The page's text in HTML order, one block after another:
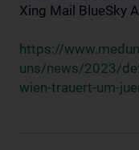
Xing Mail BlueSky
https://
uns/news/2023/
wien-trauert-um-